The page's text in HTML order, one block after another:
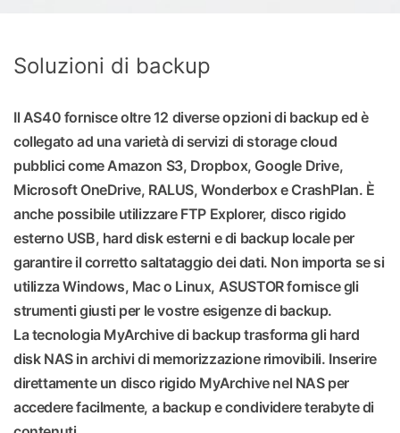
Soluzioni di backup
Il AS40 fornisce oltre 12 diverse opzioni di backup ed è
collegato ad una varietà di servizi di storage cloud
pubblici come Amazon S3, Dropbox, Google Drive,
Microsoft OneDrive, RALUS, Wonderbox e CrashPlan. È
anche possibile utilizzare FTP Explorer, disco rigido
esterno USB, hard disk esterni e di backup locale per
garantire il corretto saltataggio dei dati. Non importa se si
utilizza Windows, Mac o Linux, ASUSTOR fornisce gli
strumenti giusti per le vostre esigenze di backup.
La tecnologia MyArchive di backup trasforma gli hard
disk NAS in archivi di memorizzazione rimovibili. Inserire
direttamente un disco rigido MyArchive nel NAS per
accedere facilmente, a backup e condividere terabyte di